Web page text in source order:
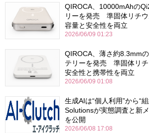
QIROCA、10000mAhの
リーを発売 準固体リチ
容量と安全性を両立
2026/06/09 01:23
QIROCA、薄さ約8.3mm
テリーを発売 準固体リ
安全性と携帯性を両立
2026/06/09 01:08
生成AIは“個人利用”から“
Solutionsが実態調査と新
を公開
2026/06/08 17:08